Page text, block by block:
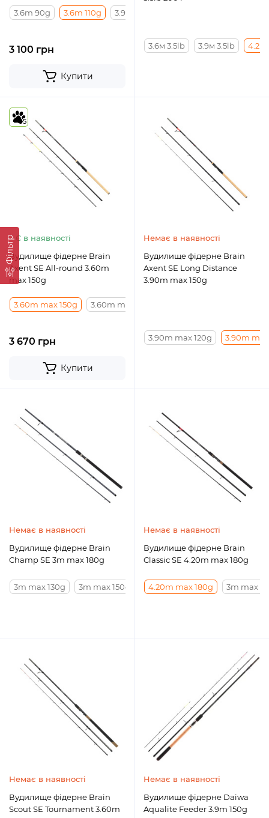
Фільтр
3.6m 90g 3.6m 110g 3.9m 130g
3 100 грн
Купити
3.6м 3.5lb 3.9м 3.5lb 4.2м
5
Є в наявності
Вудилище фідерне Brain
Axent SE All-round 3.60m
max 150g
3.60m max 150g 3.60m max 120g
3 670 грн
Купити
Немає в наявності
Вудилище фідерне Brain
Axent SE Long Distance
3.90m max 150g
3.90m max 120g 3.90m
Немає в наявності
Вудилище фідерне Brain
Champ SE 3m max 180g
3m max 130g 3m max 150g 3m max 180g 3.30m max
Немає в наявності
Вудилище фідерне Brain
Classic SE 4.20m max 180g
4.20m max 180g 3m max
Немає в наявності
Вудилище фідерне Brain
Scout SE Tournament 3.60m
Немає в наявності
Вудилище фідерне Daiwa
Aqualite Feeder 3.9m 150g